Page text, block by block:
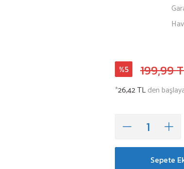
%5 199,99
*26,42 TLden
Sepete